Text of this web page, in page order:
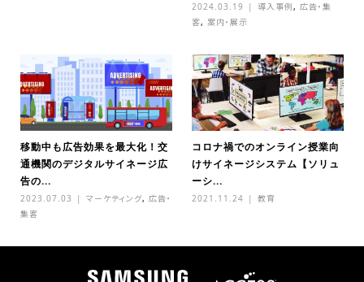
2024.03.19 導入事例,広告・集
客,案内・展示
移動中も広告効果を最大化！交
通機関のデジタルサイネージ広
告の...
2023.07.03 マーケティング, 広告・
集客
コロナ禍でのオンライン授業向
けサイネージシステム【ソリュ
ーシ...
2021.11.24 教育